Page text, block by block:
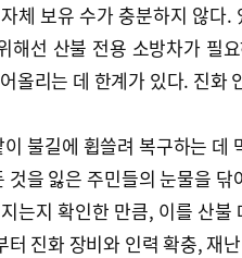
체 보유 수가 충분하지 않다
해선 산불 전용 소방차가 필
올리는 데 한계가 있다. 진화
불길에 휩쓸려 복구하는 데
것을 잃은 주민들의 눈물을
는지 확인한 만큼, 이를 산
터 진화 장비와 인력 확충, 재